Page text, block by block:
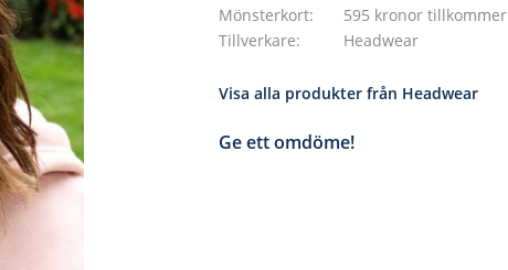
Mönsterkort
595 kronor tillkommer
Tillverkare
Headwear
Visa alla produkter från Headwear
Ge ett omdöme!